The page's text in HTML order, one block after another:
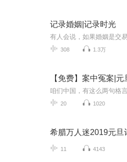
记录婚姻|记录时光
308 1.3万
【免费】案中冤案|
20 1020
希腊万人迷2019元旦
11 4143